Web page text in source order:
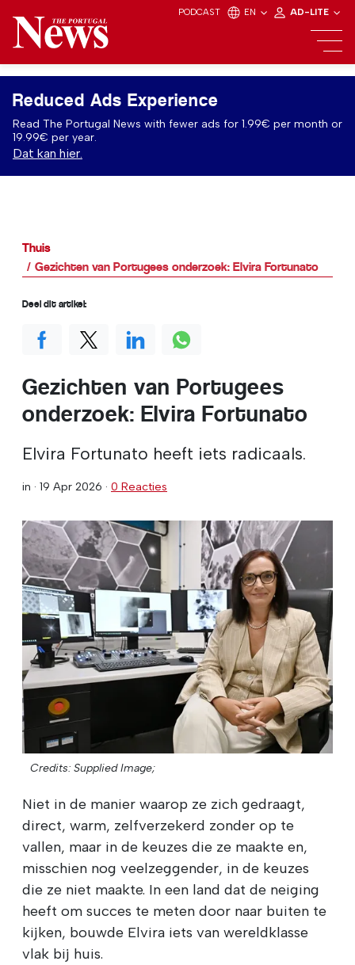
PODCAST EN AD-LITE
Reduced Ads Experience
Read The Portugal News with fewer ads for 1.99€ per month or
19.99€ per year.
Dat kan hier.
Thuis
Gezichten van Portugees onderzoek: Elvira Fortunato
Gezichten van Portugees
onderzoek: Elvira Fortunato
Elvira Fortunato heeft iets radicaals.
in · 19 Apr 2026 · 0 Reacties
Credits: Supplied Image;
Niet in de manier waarop ze zich gedraagt,
direct, warm, zelfverzekerd zonder op te
vallen, maar in de keuzes die ze maakte en,
misschien nog veelzeggender, in de keuzes
die ze niet maakte. In een land dat de neiging
heeft om succes te meten door naar buiten te
kijken, bouwde Elvira iets van wereldklasse
vlak bij huis.
Deel dit artikel: